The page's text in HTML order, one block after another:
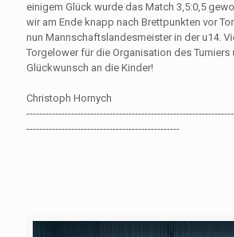
einigem Glück wurde das Match 3,5:0,5
wir am Ende knapp nach Brettpunkten vor
nun Mannschaftslandesmeister in der u14.
Torgelower für die Organisation des Turniers
Glückwunsch an die Kinder!
Christoph Hornych
------------------------------------------------